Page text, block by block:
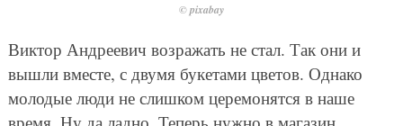
© pixabay
Виктор Андреевич возражать не стал. Так они и
вышли вместе, с двумя букетами цветов. Однако
молодые люди не слишком церемонятся в наше